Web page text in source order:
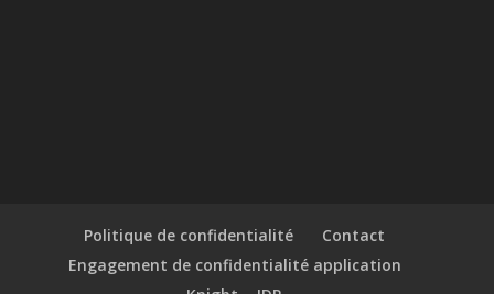
Politique de confidentialité
Contact
Engagement de confidentialité application